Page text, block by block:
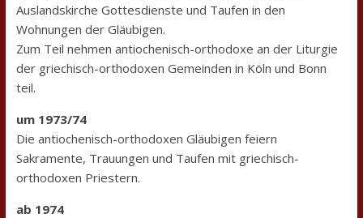
Auslandskirche Gottesdienste und Taufen in den
Wohnungen der Gläubigen.
Zum Teil nehmen antiochenisch-orthodoxe an der Liturgie
der griechisch-orthodoxen Gemeinden in Köln und Bonn
teil.
um 1973/74
Die antiochenisch-orthodoxen Gläubigen feiern
Sakramente, Trauungen und Taufen mit griechisch-
orthodoxen Priestern.
ab 1974